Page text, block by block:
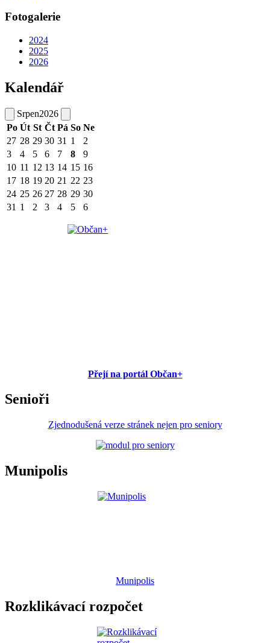
Fotogalerie
2024
2025
2026
Kalendář
Srpen2026
Po Út St Čt Pá So Ne
27 28 29 30 31 1
2
3
4 5 6 7 8
9
10 11 12 13 14 15 16
17 18 19 20 21 22 23
24 25 26 27 28 29 30
31 1 2 3 4 5 6
Přejí na portál Občan+
Senioři
Zjednodušená verze stránek nejen pro seniory
Munipolis
Munipolis
Rozklikávací rozpočet